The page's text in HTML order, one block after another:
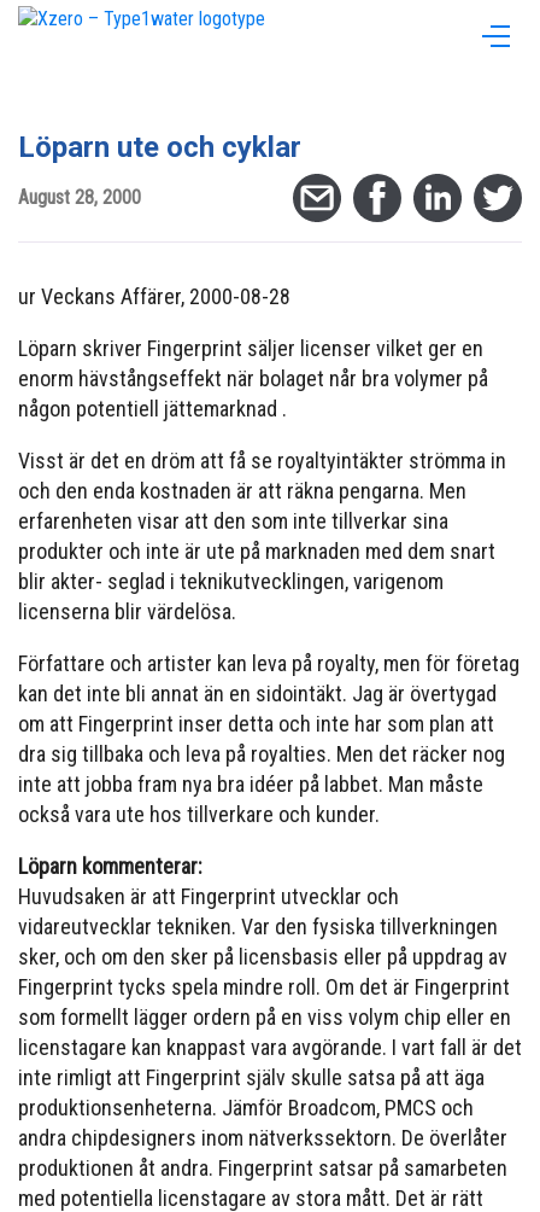
Löparn ute och cyklar
August 28, 2000
ur Veckans Affärer, 2000-08-28
Löparn skriver Fingerprint säljer licenser vilket ger en
enorm hävstångseffekt när bolaget når bra volymer på
någon potentiell jättemarknad .
Visst är det en dröm att få se royaltyintäkter strömma in
och den enda kostnaden är att räkna pengarna. Men
erfarenheten visar att den som inte tillverkar sina
produkter och inte är ute på marknaden med dem snart
blir akter- seglad i teknikutvecklingen, varigenom
licenserna blir värdelösa.
Författare och artister kan leva på royalty, men för företag
kan det inte bli annat än en sidointäkt. Jag är övertygad
om att Fingerprint inser detta och inte har som plan att
dra sig tillbaka och leva på royalties. Men det räcker nog
inte att jobba fram nya bra idéer på labbet. Man måste
också vara ute hos tillverkare och kunder.
Löparn kommenterar:
Huvudsaken är att Fingerprint utvecklar och
vidareutvecklar tekniken. Var den fysiska tillverkningen
sker, och om den sker på licensbasis eller på uppdrag av
Fingerprint tycks spela mindre roll. Om det är Fingerprint
som formellt lägger ordern på en viss volym chip eller en
licenstagare kan knappast vara avgörande. I vart fall är det
inte rimligt att Fingerprint själv skulle satsa på att äga
produktionsenheterna. Jämför Broadcom, PMCS och
andra chipdesigners inom nätverkssektorn. De överlåter
produktionen åt andra. Fingerprint satsar på samarbeten
med potentiella licenstagare av stora mått. Det är rätt